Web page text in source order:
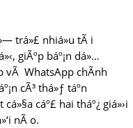
trá»£ nhiá»u tÃ i
giÃºp báº¡n dá»…
vÃ WhatsApp chÃ­nh
cÃ³ thá»ƒ táº­n
cá»§a cáº£ hai tháº¿ giá»›i
nÃ o.